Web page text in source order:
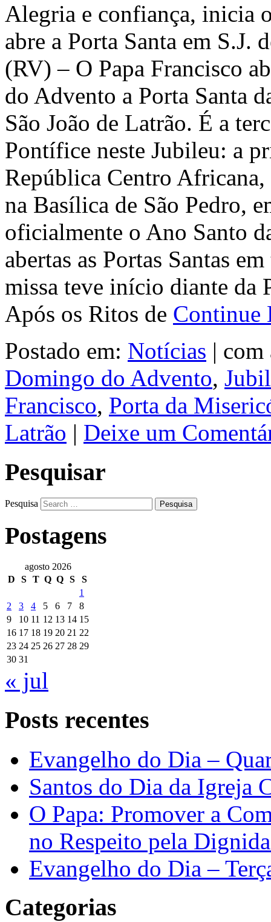
Alegria e confiança, inicia
abre a Porta Santa em S.J.
(RV) – O Papa Francisco
do Advento a Porta Santa
São João de Latrão. É a
Pontífice neste Jubileu: a
República Centro Africana,
na Basílica de São Pedro,
oficialmente o Ano Santo
abertas as Portas Santas
missa teve início diante da
Após os Ritos de
Postado em: Notícias | com
Domingo do Advento,
Francisco, Porta da
Latrão | Deixe um
Pesquisar
Pesquisa
Postagens
agosto 2026
D
S T Q Q S
S
1
2
3 4 5 6 7
8
9
10 11 12 13 14 15
16 17 18 19 20 21 22
23 24 25 26 27 28 29
30 31
« jul
Posts recentes
Evangelho do Dia –
Santos do Dia da Igreja
O Papa: Promover a
no Respeito pela
Evangelho do Dia –
Categorias